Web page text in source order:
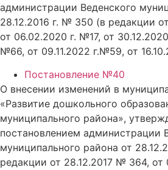
администрации Веденского
28.12.2016 г. № 350 (в редакции
от 06.02.2020 г. №17, от
№66, от 09.11.2022 г.№59, от
Постановление №40
О внесении изменений в
«Развитие дошкольного
муниципального района»,
постановлением администрации
муниципального района от
редакции от 28.12.2017 № 364,